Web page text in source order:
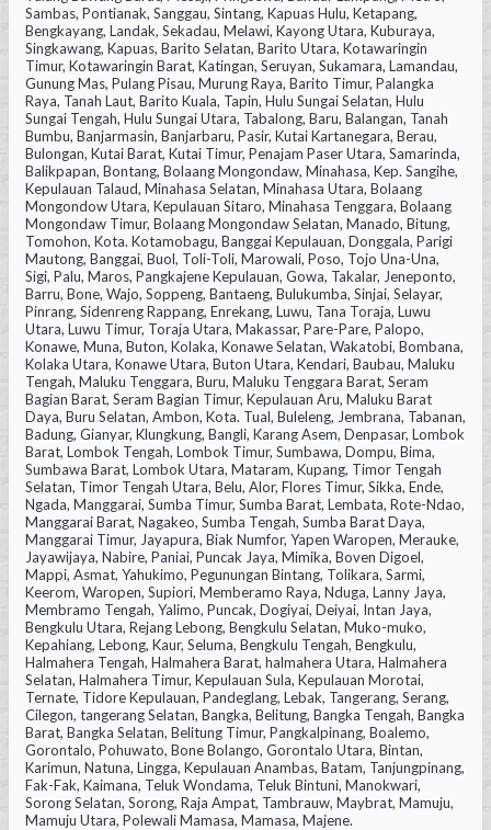
Sambas, Pontianak, Sanggau, Sintang, Kapuas Hulu, Ketapang,
Bengkayang, Landak, Sekadau, Melawi, Kayong Utara, Kuburaya,
Singkawang, Kapuas, Barito Selatan, Barito Utara, Kotawaringin
Timur, Kotawaringin Barat, Katingan, Seruyan, Sukamara, Lamandau,
Gunung Mas, Pulang Pisau, Murung Raya, Barito Timur, Palangka
Raya, Tanah Laut, Barito Kuala, Tapin, Hulu Sungai Selatan, Hulu
Sungai Tengah, Hulu Sungai Utara, Tabalong, Baru, Balangan, Tanah
Bumbu, Banjarmasin, Banjarbaru, Pasir, Kutai Kartanegara, Berau,
Bulongan, Kutai Barat, Kutai Timur, Penajam Paser Utara, Samarinda,
Balikpapan, Bontang, Bolaang Mongondaw, Minahasa, Kep. Sangihe,
Kepulauan Talaud, Minahasa Selatan, Minahasa Utara, Bolaang
Mongondow Utara, Kepulauan Sitaro, Minahasa Tenggara, Bolaang
Mongondaw Timur, Bolaang Mongondaw Selatan, Manado, Bitung,
Tomohon, Kota. Kotamobagu, Banggai Kepulauan, Donggala, Parigi
Mautong, Banggai, Buol, Toli-Toli, Marowali, Poso, Tojo Una-Una,
Sigi, Palu, Maros, Pangkajene Kepulauan, Gowa, Takalar, Jeneponto,
Barru, Bone, Wajo, Soppeng, Bantaeng, Bulukumba, Sinjai, Selayar,
Pinrang, Sidenreng Rappang, Enrekang, Luwu, Tana Toraja, Luwu
Utara, Luwu Timur, Toraja Utara, Makassar, Pare-Pare, Palopo,
Konawe, Muna, Buton, Kolaka, Konawe Selatan, Wakatobi, Bombana,
Kolaka Utara, Konawe Utara, Buton Utara, Kendari, Baubau, Maluku
Tengah, Maluku Tenggara, Buru, Maluku Tenggara Barat, Seram
Bagian Barat, Seram Bagian Timur, Kepulauan Aru, Maluku Barat
Daya, Buru Selatan, Ambon, Kota. Tual, Buleleng, Jembrana, Tabanan,
Badung, Gianyar, Klungkung, Bangli, Karang Asem, Denpasar, Lombok
Barat, Lombok Tengah, Lombok Timur, Sumbawa, Dompu, Bima,
Sumbawa Barat, Lombok Utara, Mataram, Kupang, Timor Tengah
Selatan, Timor Tengah Utara, Belu, Alor, Flores Timur, Sikka, Ende,
Ngada, Manggarai, Sumba Timur, Sumba Barat, Lembata, Rote-Ndao,
Manggarai Barat, Nagakeo, Sumba Tengah, Sumba Barat Daya,
Manggarai Timur, Jayapura, Biak Numfor, Yapen Waropen, Merauke,
Jayawijaya, Nabire, Paniai, Puncak Jaya, Mimika, Boven Digoel,
Mappi, Asmat, Yahukimo, Pegunungan Bintang, Tolikara, Sarmi,
Keerom, Waropen, Supiori, Memberamo Raya, Nduga, Lanny Jaya,
Membramo Tengah, Yalimo, Puncak, Dogiyai, Deiyai, Intan Jaya,
Bengkulu Utara, Rejang Lebong, Bengkulu Selatan, Muko-muko,
Kepahiang, Lebong, Kaur, Seluma, Bengkulu Tengah, Bengkulu,
Halmahera Tengah, Halmahera Barat, halmahera Utara, Halmahera
Selatan, Halmahera Timur, Kepulauan Sula, Kepulauan Morotai,
Ternate, Tidore Kepulauan, Pandeglang, Lebak, Tangerang, Serang,
Cilegon, tangerang Selatan, Bangka, Belitung, Bangka Tengah, Bangka
Barat, Bangka Selatan, Belitung Timur, Pangkalpinang, Boalemo,
Gorontalo, Pohuwato, Bone Bolango, Gorontalo Utara, Bintan,
Karimun, Natuna, Lingga, Kepulauan Anambas, Batam, Tanjungpinang,
Fak-Fak, Kaimana, Teluk Wondama, Teluk Bintuni, Manokwari,
Sorong Selatan, Sorong, Raja Ampat, Tambrauw, Maybrat, Mamuju,
Mamuju Utara, Polewali Mamasa, Mamasa, Majene.